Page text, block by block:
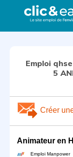
Emploi
5
Créer
Emploi Manpower